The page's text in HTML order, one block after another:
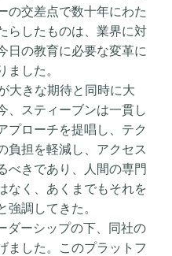
の交差点で数十年にわた
らしたものは、業界に対
日の教育に必要な変革に
した。
大きな期待と同時に大
、スティーブンは一貫し
プローチを提唱し、テク
負担を軽減し、アクセス
べきであり、人間の専門
なく、あくまでもそれを
強調してきた。
ダーシップの下、同社の
ました。このプラットフ